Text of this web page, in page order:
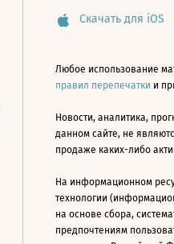
Скачать для iOS
Любое использование
правил перепечатки и
Новости, аналитика,
данном сайте, не
продаже каких-либо
На информационном
технологии
на основе сбора,
предпочтениям